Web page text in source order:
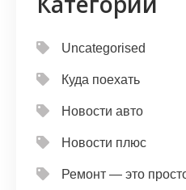
Uncategorised
Куда поехать
Новости авто
Новости плюс
Ремонт — это